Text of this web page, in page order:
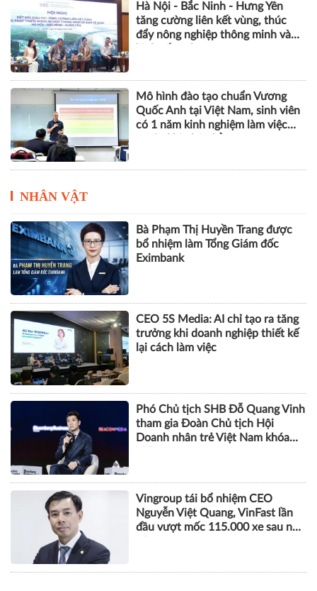
Hà Nội - Bắc Ninh - Hưng Yên
tăng cường liên kết vùng, thúc
đẩy nông nghiệp thông minh và
Mô hình đào tạo chuẩn Vương
Quốc Anh tại Việt Nam, sinh viên
có 1 năm kinh nghiệm làm việc
NHÂN VẬT
Bà Phạm Thị Huyền Trang được
bổ nhiệm làm Tổng Giám đốc
Eximbank
CEO 5S Media: AI chỉ tạo ra tăng
trưởng khi doanh nghiệp thiết kế
lại cách làm việc
Phó Chủ tịch SHB Đỗ Quang Vinh
tham gia Đoàn Chủ tịch Hội
Doanh nhân trẻ Việt Nam khóa
Vingroup tái bổ nhiệm CEO
Nguyễn Việt Quang, VinFast lần
đầu vượt mốc 115.000 xe sau nửa